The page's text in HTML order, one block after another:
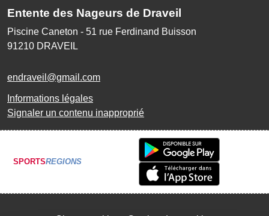
Entente des Nageurs de Draveil
Piscine Caneton - 51 rue Ferdinand Buisson
91210 DRAVEIL
endraveil@gmail.com
Informations légales
Signaler un contenu inapproprié
SPORTSREGIONS